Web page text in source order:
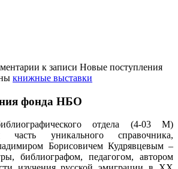
к записи Новые поступления
книжные выставки
фонда НБО
отдела (4-03 М)
часть уникального справочника,
Борисовичем Кудрявцевым–
библиографом, педагогом, автором